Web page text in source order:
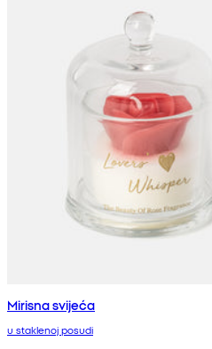
Mirisna svijeća
u staklenoj posudi